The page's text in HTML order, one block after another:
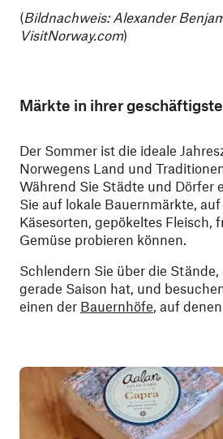
(Bildnachweis: Alexander
VisitNorway.com)
Märkte in ihrer
Der Sommer ist die ideale
Norwegens Land und
Während Sie Städte und Dörfer
Sie auf lokale Bauernmärkte,
Käsesorten, gepökeltes Fleisch,
Gemüse probieren können.
Schlendern Sie über die Stände,
gerade Saison hat, und
einen der Bauernhöfe, auf